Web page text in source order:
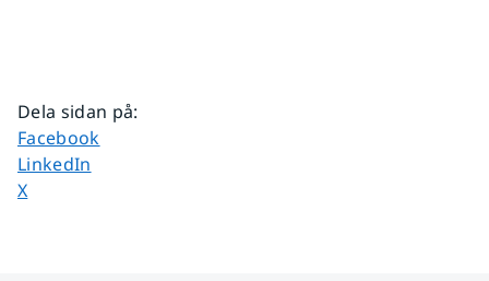
Dela sidan på:
Dela sidan på
Facebook
Dela sidan på
LinkedIn
Dela sidan på
X